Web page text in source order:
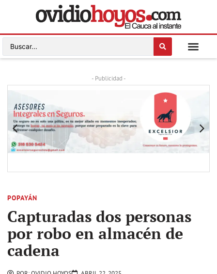
- Publicidad -
POPAYÁN
Capturadas dos personas
por robo en almacén de
cadena